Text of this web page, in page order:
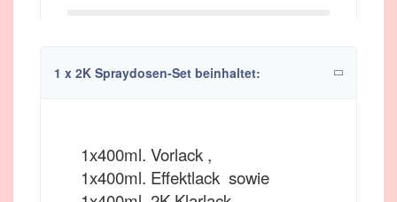
1 x 2K Spraydosen-Set beinhaltet:
1x400ml. Vorlack ,
1x400ml. Effektlack sowie